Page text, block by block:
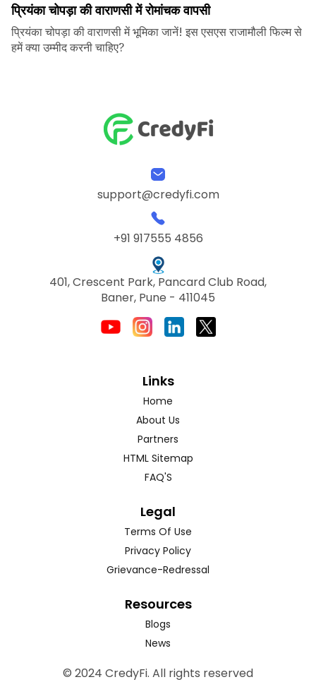
प्रियंका चोपड़ा की वाराणसी में रोमांचक वापसी
प्रियंका चोपड़ा की वाराणसी में भूमिका जानें! इस एसएस राजामौली फिल्म से
हमें क्या उम्मीद करनी चाहिए?
support@credyfi.com
+91 917555 4856
401, Crescent Park, Pancard Club Road,
Baner, Pune - 411045
Links
Home
About Us
Partners
HTML Sitemap
FAQ'S
Legal
Terms Of Use
Privacy Policy
Grievance-Redressal
Resources
Blogs
News
© 2024 CredyFi. All rights reserved